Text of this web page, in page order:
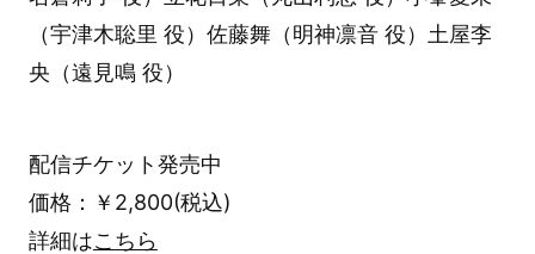
（宇津木聡里 役）佐藤舞（明神凛音 役）土屋李
央（遠見鳴 役）
配信チケット発売中
価格：￥2,800(税込)
詳細はこちら